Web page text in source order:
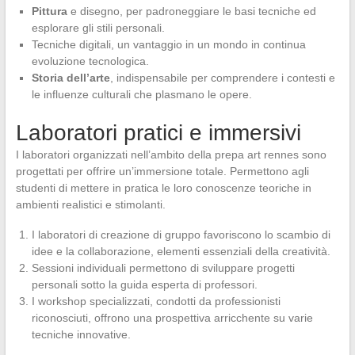
Pitturae disegno, per padroneggiare le basi tecniche ed
esplorare gli stili personali.
Tecniche digitali, un vantaggio in un mondo in continua
evoluzione tecnologica.
Storia dell’arte, indispensabile per comprendere i contesti e
le influenze culturali che plasmano le opere.
Laboratori pratici e immersivi
I laboratori organizzati nell’ambito della prepa art rennes sono
progettati per offrire un’immersione totale. Permettono agli
studenti di mettere in pratica le loro conoscenze teoriche in
ambienti realistici e stimolanti.
I laboratori di creazione di gruppo favoriscono lo scambio di
idee e la collaborazione, elementi essenziali della creatività.
Sessioni individuali permettono di sviluppare progetti
personali sotto la guida esperta di professori.
I workshop specializzati, condotti da professionisti
riconosciuti, offrono una prospettiva arricchente su varie
tecniche innovative.